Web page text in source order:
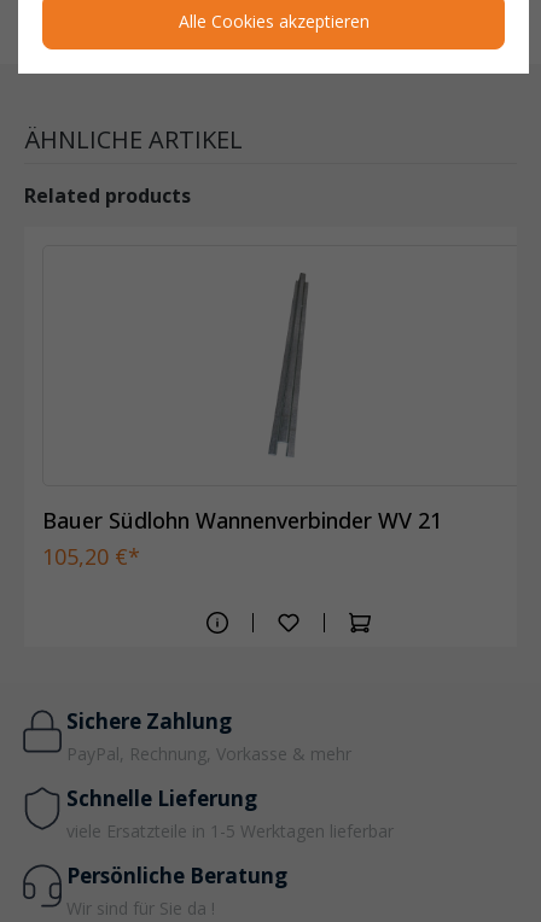
ÄHNLICHE ARTIKEL
Related products
Bauer Südlohn Wannenverbinder WV 21
105,20 €*
Sichere Zahlung
PayPal, Rechnung, Vorkasse & mehr
Schnelle Lieferung
viele Ersatzteile in 1-5 Werktagen lieferbar
Persönliche Beratung
Wir sind für Sie da !
Alle Cookies akzeptieren